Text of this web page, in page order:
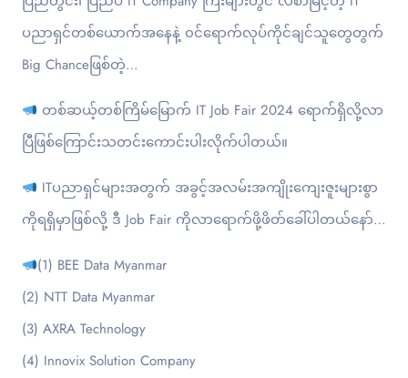
ပညာရှင်တစ်ယောက်အနေနဲ့ ၀င်ရောက်လုပ်ကိုင်ချင်သူတွေတွက်
Big Chanceဖြစ်တဲ့…
တစ်ဆယ့်တစ်ကြိမ်မြောက် IT Job Fair 2024 ရောက်ရှိလို့လာ
ပြီဖြစ်ကြောင်းသတင်းကောင်းပါးလိုက်ပါတယ်။
ITပညာရှင်များအတွက် အခွင့်အလမ်းအကျိုးကျေးဇူးများစွာ
ကိုရရှိမှာဖြစ်လို့ ဒီ Job Fair ကိုလာရောက်ဖို့ဖိတ်ခေါ်ပါတယ်နော်…
(1) BEE Data Myanmar
(2) NTT Data Myanmar
(3) AXRA Technology
(4) Innovix Solution Company